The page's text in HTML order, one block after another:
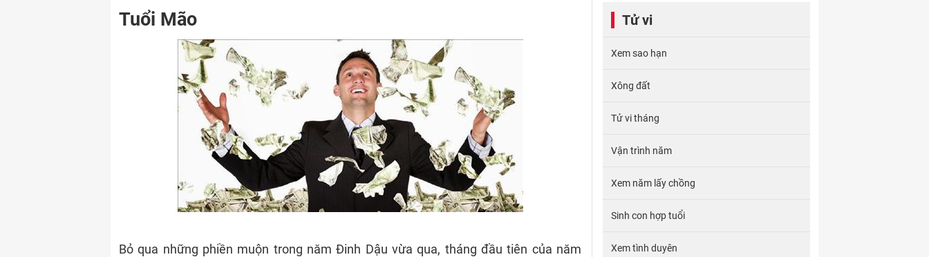
Tuổi Mão
Bỏ qua những phiền muộn trong năm Đinh Dậu vừa qua, tháng đầu tiên của năm
Tử vi
Xem sao hạn
Xông đất
Tử vi tháng
Vận trình năm
Xem năm lấy chồng
Sinh con hợp tuổi
Xem tình duyên